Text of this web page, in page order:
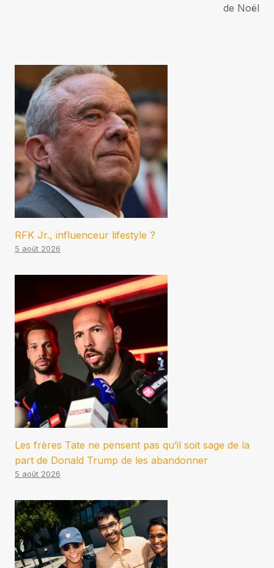
de Noël
RFK Jr., influenceur lifestyle ?
5 août 2026
Les frères Tate ne pensent pas qu’il soit sage de la
part de Donald Trump de les abandonner
5 août 2026